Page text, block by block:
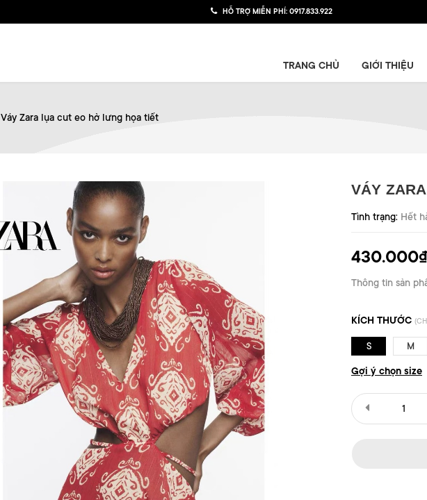
HỖ TRỢ MIỄN PHÍ: 0917.833.922
TRANG CHỦ GIỚI THIỆU
Váy Zara lụa cut eo hở lưng họa tiết
VÁY
Tình trạng: Hết
430.000₫
Thông tin sản
KÍCH THƯỚC
S M
Gợi ý chọn size